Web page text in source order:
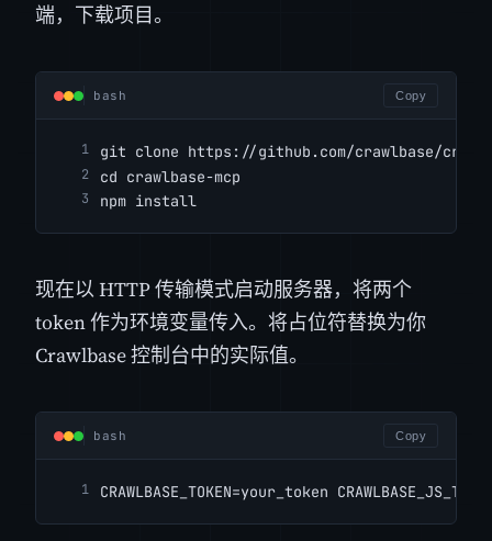
端，下载项目。
bash Copy
git clone https://github.com/crawlbase/
cd crawlbase-mcp
npm install
现在以 HTTP 传输模式启动服务器，将两个
token 作为环境变量传入。将占位符替换为你
Crawlbase 控制台中的实际值。
bash Copy
CRAWLBASE_TOKEN=your_token